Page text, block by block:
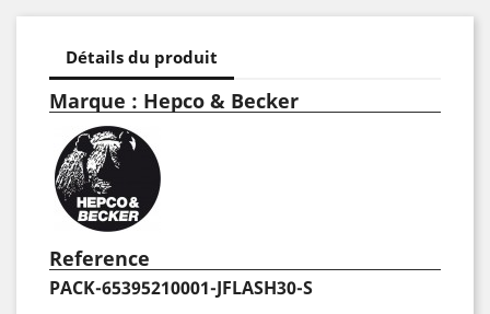
Détails du produit
Marque : Hepco & Becker
Reference
PACK-65395210001-JFLASH30-S